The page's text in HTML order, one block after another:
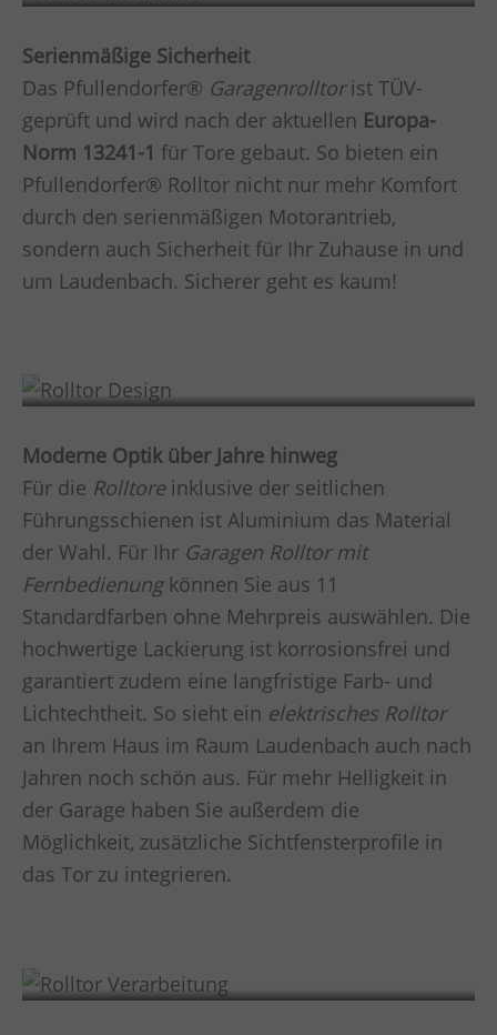
Serienmäßige Sicherheit
Das Pfullendorfer® Garagenrolltorist TÜV-
geprüft und wird nach der aktuellen Europa-
Norm 13241-1 für Tore gebaut. So bieten ein
Pfullendorfer® Rolltor nicht nur mehr Komfort
durch den serienmäßigen Motorantrieb,
sondern auch Sicherheit für Ihr Zuhause in und
um Laudenbach. Sicherer geht es kaum!
Moderne Optik über Jahre hinweg
Für die Rolltore inklusive der seitlichen
Führungsschienen ist Aluminium das Material
der Wahl. Für Ihr Garagen Rolltor mit
Fernbedienungkönnen Sie aus 11
Standardfarben ohne Mehrpreis auswählen. Die
hochwertige Lackierung ist korrosionsfrei und
garantiert zudem eine langfristige Farb- und
Lichtechtheit. So sieht ein elektrisches Rolltor
an Ihrem Haus im Raum Laudenbach auch nach
Jahren noch schön aus. Für mehr Helligkeit in
der Garage haben Sie außerdem die
Möglichkeit, zusätzliche Sichtfensterprofile in
das Tor zu integrieren.